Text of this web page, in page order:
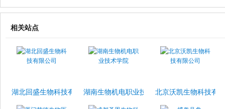
相关站点
湖北回盛生物科技有限公司湖南生物机电职业技术学院北京沃凯生物科技有